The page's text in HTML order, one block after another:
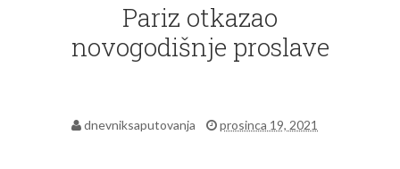
Pariz otkazao
novogodišnje proslave
dnevniksaputovanja prosinca 19, 2021